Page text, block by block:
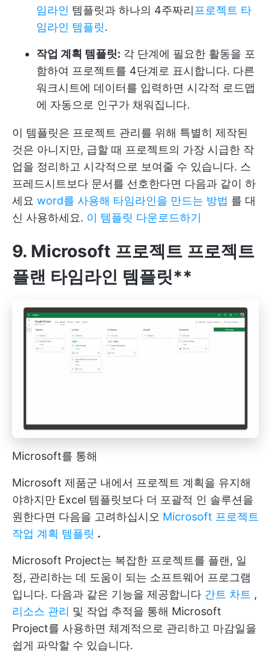
임라인 템플릿과 하나의 4주짜리프로젝트 타
임라인 템플릿.
작업 계획 템플릿: 각 단계에 필요한 활동을 포
함하여 프로젝트를 4단계로 표시합니다. 다른
워크시트에 데이터를 입력하면 시각적 로드맵
에 자동으로 인구가 채워집니다.
이 템플릿은 프로젝트 관리를 위해 특별히 제작된
것은 아니지만, 급할 때 프로젝트의 가장 시급한 작
업을 정리하고 시각적으로 보여줄 수 있습니다. 스
프레드시트보다 문서를 선호한다면 다음과 같이 하
세요 word를 사용해 타임라인을 만드는 방법 를 대
신 사용하세요. 이 템플릿 다운로드하기
9. Microsoft 프로젝트 프로젝트
플랜 타임라인 템플릿**
Microsoft를 통해
Microsoft 제품군 내에서 프로젝트 계획을 유지해
야하지만 Excel 템플릿보다 더 포괄적 인 솔루션을
원한다면 다음을 고려하십시오 Microsoft 프로젝트
작업 계획 템플릿 .
Microsoft Project는 복잡한 프로젝트를 플랜, 일
정, 관리하는 데 도움이 되는 소프트웨어 프로그램
입니다. 다음과 같은 기능을 제공합니다 간트 차트 ,
리소스 관리 및 작업 추적을 통해 Microsoft
Project를 사용하면 체계적으로 관리하고 마감일을
쉽게 파악할 수 있습니다.